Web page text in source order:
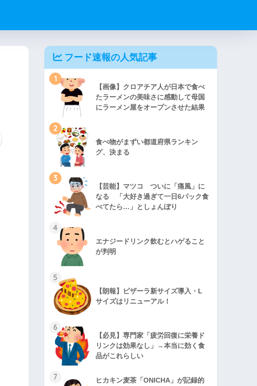
フード速報の人気記事
1
【画像】クロアチア人が日本で食べ
たラーメンの美味さに感動して母国
にラーメン屋をオープンさせた結果
2
食べ物がまずい都道府県ランキン
グ、決まる
3
【芸能】マツコ ついに「痛風」に
なる 「大好き過ぎて一日6パック食
べてたら…」としょんぼり
4
エナジードリンク飲むとハゲること
が判明
5
【朗報】ピザーラ新サイズ導入・L
サイズはリニューアル！
6
【必見】専門家「疲労回復に栄養ド
リンクは効果なし」→本当に効く食
品がこれらしい
7
ヒカキン麦茶「ONICHA」が記録的